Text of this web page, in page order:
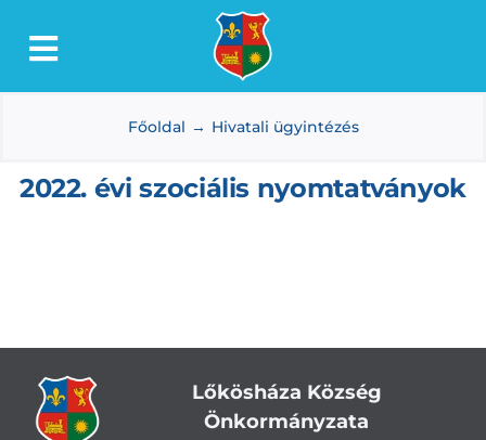
Toggle
Lőkösháza
Intézmények
Önkormányzat
Főoldal Hivatali ügyintézés
2022. évi szociális nyomtatványok
Lőkösháza Község
Önkormányzata